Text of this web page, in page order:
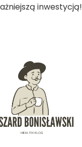
inwestycją!